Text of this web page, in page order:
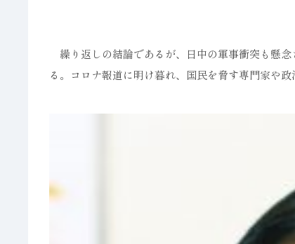
繰り返しの結論であるが、日中の軍事衝突も懸
る。コロナ報道に明け暮れ、国民を脅す専門家や